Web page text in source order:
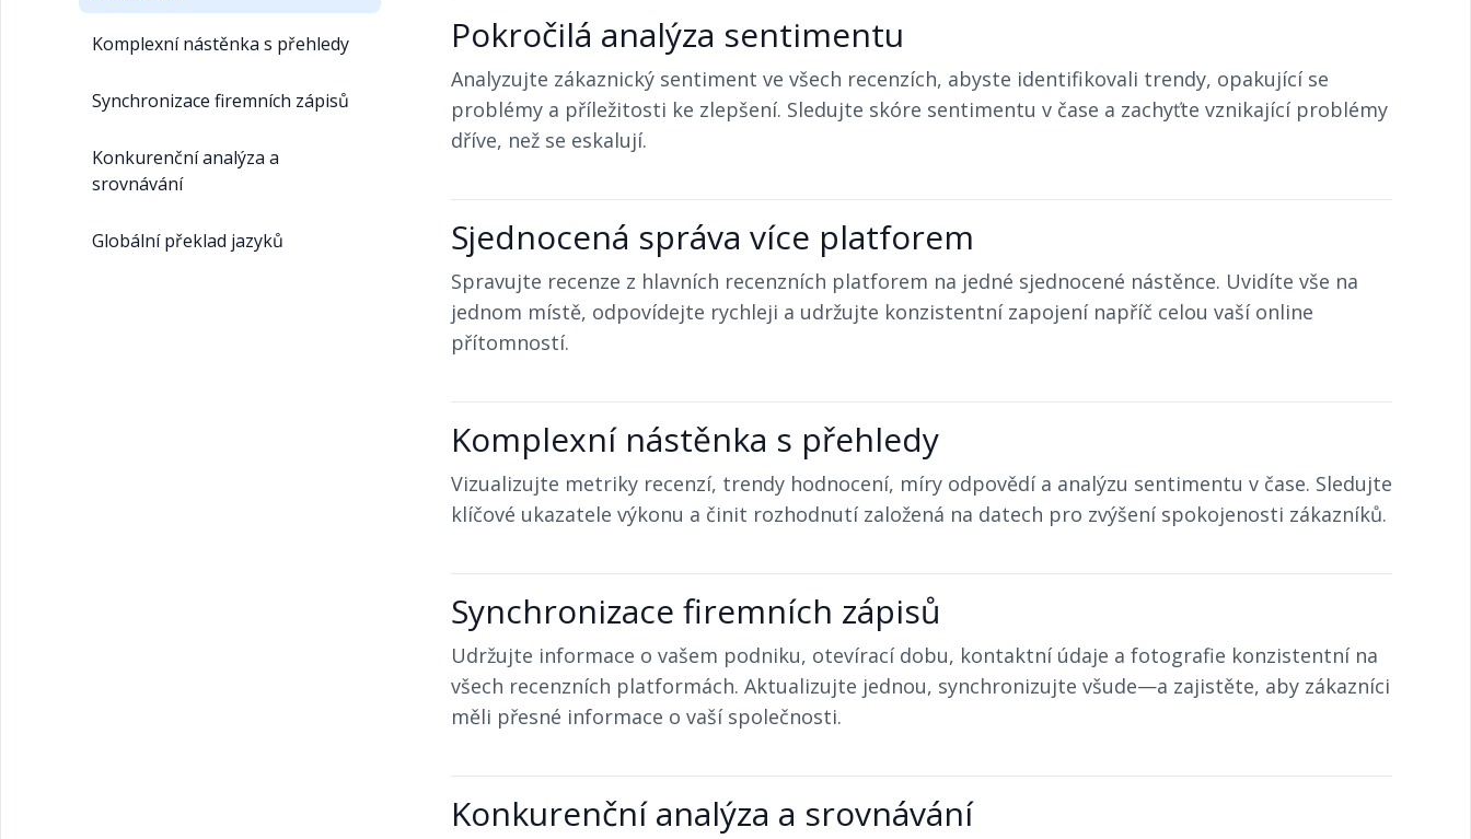
Komplexní nástěnka s přehledy
Synchronizace firemních zápisů
Konkurenční analýza a
srovnávání
Globální překlad jazyků
Pokročilá analýza sentimentu
Analyzujte zákaznický sentiment ve všech recenzích, abyste identifikovali trendy, opakující se
problémy a příležitosti ke zlepšení. Sledujte skóre sentimentu v čase a zachyťte vznikající problémy
dříve, než se eskalují.
Sjednocená správa více platforem
Spravujte recenze z hlavních recenzních platforem na jedné sjednocené nástěnce. Uvidíte vše na
jednom místě, odpovídejte rychleji a udržujte konzistentní zapojení napříč celou vaší online
přítomností.
Komplexní nástěnka s přehledy
Vizualizujte metriky recenzí, trendy hodnocení, míry odpovědí a analýzu sentimentu v čase. Sledujte
klíčové ukazatele výkonu a činit rozhodnutí založená na datech pro zvýšení spokojenosti zákazníků.
Synchronizace firemních zápisů
Udržujte informace o vašem podniku, otevírací dobu, kontaktní údaje a fotografie konzistentní na
všech recenzních platformách. Aktualizujte jednou, synchronizujte všude—a zajistěte, aby zákazníci
měli přesné informace o vaší společnosti.
Konkurenční analýza a srovnávání